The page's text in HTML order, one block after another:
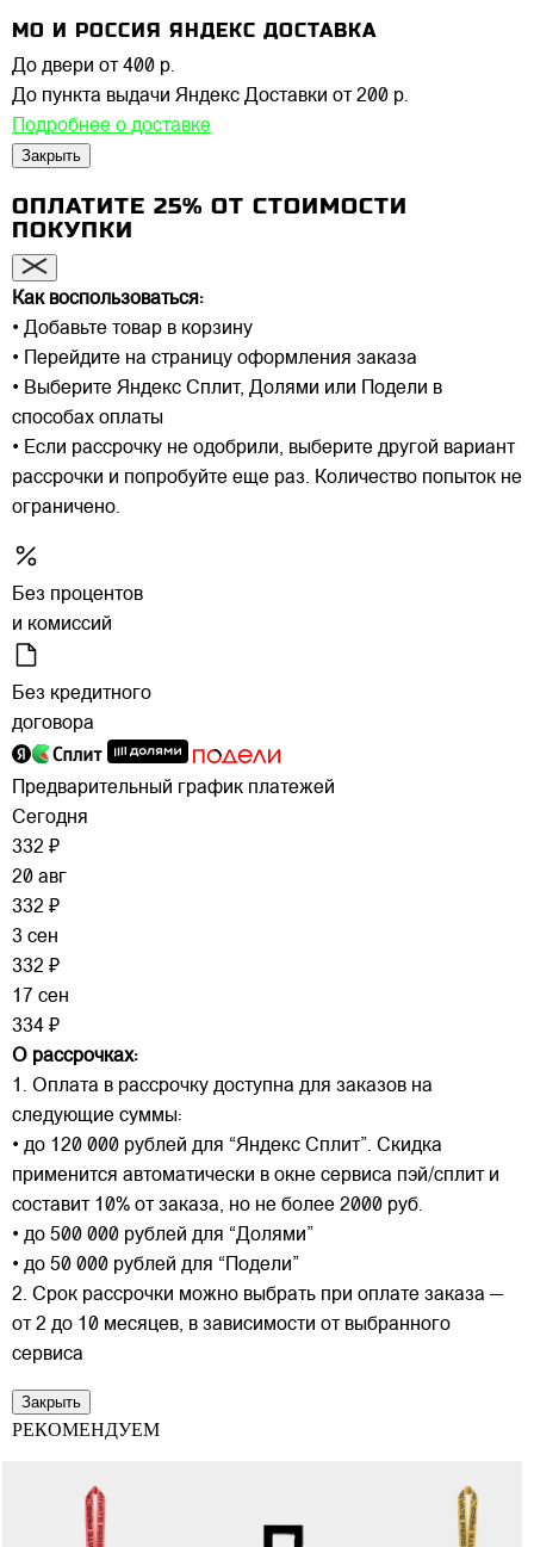
МО И РОССИЯ ЯНДЕКС ДОСТАВКА
До двери от 400 р.
До пункта выдачи Яндекс Доставки от 200 р.
Подробнее о доставке
Закрыть
ОПЛАТИТЕ 25% ОТ СТОИМОСТИ
ПОКУПКИ
Как воспользоваться:
• Добавьте товар в корзину
• Перейдите на страницу оформления заказа
• Выберите Яндекс Сплит, Долями или Подели в
способах оплаты
• Если рассрочку не одобрили, выберите другой вариант
рассрочки и попробуйте еще раз. Количество попыток не
ограничено.
Без процентов
и комиссий
Без кредитного
договора
Предварительный график платежей
Сегодня
332 ₽
20 авг
332 ₽
3 сен
332 ₽
17 сен
334 ₽
О рассрочках:
1. Оплата в рассрочку доступна для заказов на
следующие суммы:
• до 120 000 рублей для “Яндекс Сплит”. Скидка
применится автоматически в окне сервиса пэй/сплит и
составит 10% от заказа, но не более 2000 руб.
• до 500 000 рублей для “Долями”
• до 50 000 рублей для “Подели”
2. Срок рассрочки можно выбрать при оплате заказа —
от 2 до 10 месяцев, в зависимости от выбранного
сервиса
Закрыть
РЕКОМЕНДУЕМ